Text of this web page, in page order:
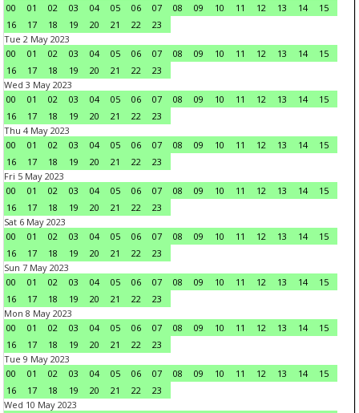
00
01 02 03 04 05 06 07 08 09 10 11 12 13 14
15
16
17 18 19 20 21 22
23
Tue 2 May 2023
00
01 02 03 04 05 06 07 08 09 10 11 12 13 14
15
16
17 18 19 20 21 22
23
Wed 3 May 2023
00
01 02 03 04 05 06 07 08 09 10 11 12 13 14
15
16
17 18 19 20 21 22
23
Thu 4 May 2023
00
01 02 03 04 05 06 07 08 09 10 11 12 13 14
15
16
17 18 19 20 21 22
23
Fri 5 May 2023
00
01 02 03 04 05 06 07 08 09 10 11 12 13 14
15
16
17 18 19 20 21 22
23
Sat 6 May 2023
00
01 02 03 04 05 06 07 08 09 10 11 12 13 14
15
16
17 18 19 20 21 22
23
Sun 7 May 2023
00
01 02 03 04 05 06 07 08 09 10 11 12 13 14
15
16
17 18 19 20 21 22
23
Mon 8 May 2023
00
01 02 03 04 05 06 07 08 09 10 11 12 13 14
15
16
17 18 19 20 21 22
23
Tue 9 May 2023
00
01 02 03 04 05 06 07 08 09 10 11 12 13 14
15
16
17 18 19 20 21 22
23
Wed 10 May 2023